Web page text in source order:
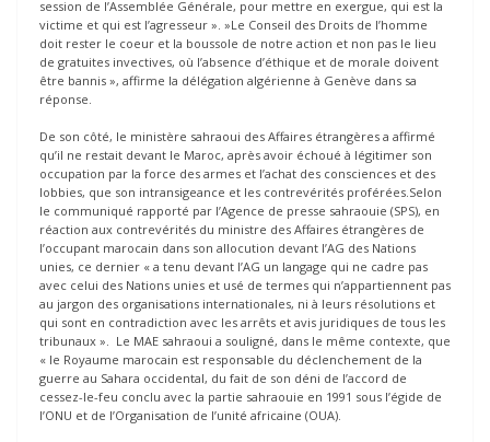
session de l’Assemblée Générale, pour mettre en exergue, qui est la
victime et qui est l’agresseur ». »Le Conseil des Droits de l’homme
doit rester le coeur et la boussole de notre action et non pas le lieu
de gratuites invectives, où l’absence d’éthique et de morale doivent
être bannis », affirme la délégation algérienne à Genève dans sa
réponse.
De son côté, le ministère sahraoui des Affaires étrangères a affirmé
qu’il ne restait devant le Maroc, après avoir échoué à légitimer son
occupation par la force des armes et l’achat des consciences et des
lobbies, que son intransigeance et les contrevérités proférées.Selon
le communiqué rapporté par l’Agence de presse sahraouie (SPS), en
réaction aux contrevérités du ministre des Affaires étrangères de
l’occupant marocain dans son allocution devant l’AG des Nations
unies, ce dernier « a tenu devant l’AG un langage qui ne cadre pas
avec celui des Nations unies et usé de termes qui n’appartiennent pas
au jargon des organisations internationales, ni à leurs résolutions et
qui sont en contradiction avec les arrêts et avis juridiques de tous les
tribunaux ». Le MAE sahraoui a souligné, dans le même contexte, que
« le Royaume marocain est responsable du déclenchement de la
guerre au Sahara occidental, du fait de son déni de l’accord de
cessez-le-feu conclu avec la partie sahraouie en 1991 sous l’égide de
l’ONU et de l’Organisation de l’unité africaine (OUA).